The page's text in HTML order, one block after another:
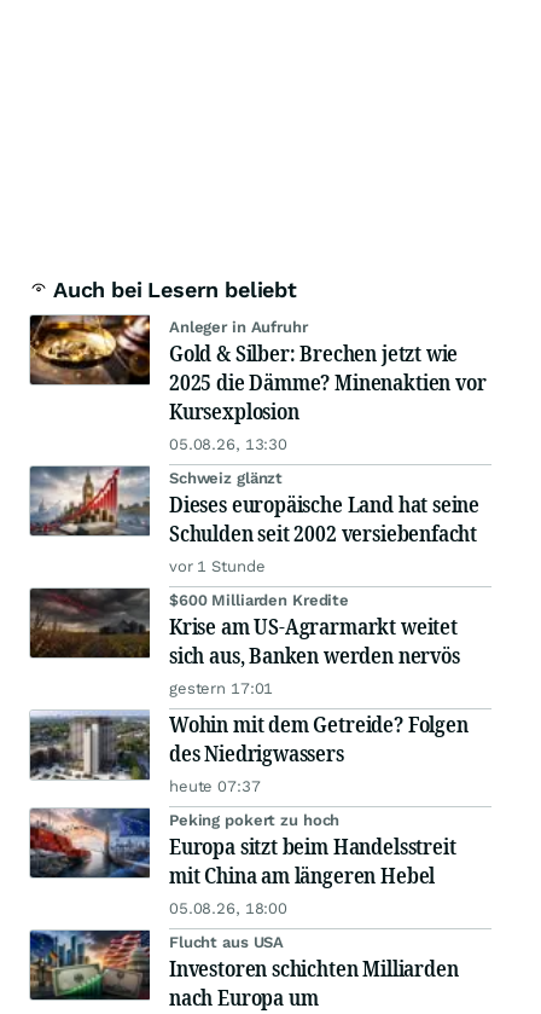
Auch bei Lesern beliebt
Anleger in Aufruhr
Gold & Silber: Brechen jetzt wie
2025 die Dämme? Minenaktien vor
Kursexplosion
05.08.26, 13:30
Schweiz glänzt
Dieses europäische Land hat seine
Schulden seit 2002 versiebenfacht
vor 1 Stunde
$600 Milliarden Kredite
Krise am US-Agrarmarkt weitet
sich aus, Banken werden nervös
gestern 17:01
Wohin mit dem Getreide? Folgen
des Niedrigwassers
heute 07:37
Peking pokert zu hoch
Europa sitzt beim Handelsstreit
mit China am längeren Hebel
05.08.26, 18:00
Flucht aus USA
Investoren schichten Milliarden
nach Europa um